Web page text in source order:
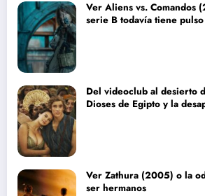
Ver Aliens vs. Comandos
serie B todavía tiene pulso
Del videoclub al desierto
Dioses de Egipto y la
Ver Zathura (2005) o la
ser hermanos